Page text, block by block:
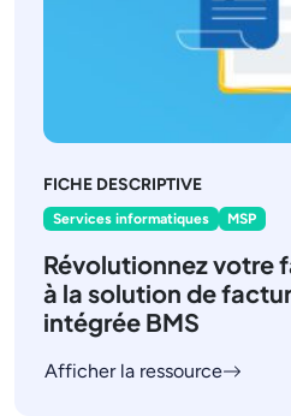
FICHE DESCRIPTIVE
Services informatiques MSP
Révolutionnez votre
à la solution de
intégrée BMS
Afficher la ressource